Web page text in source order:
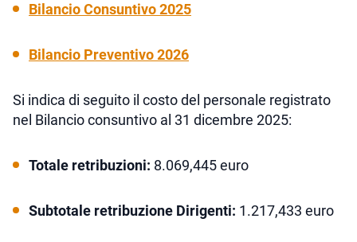
Bilancio Consuntivo 2025
Bilancio Preventivo 2026
Si indica di seguito il costo del personale registrato
nel Bilancio consuntivo al 31 dicembre 2025:
Totale retribuzioni: 8.069,445 euro
Subtotale retribuzione Dirigenti: 1.217,433 euro